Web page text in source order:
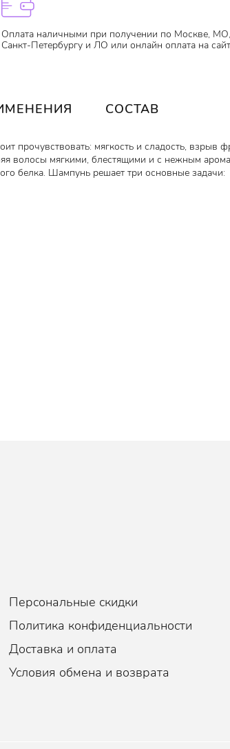
Оплата наличными при получении по Москве, МО,
Санкт-Петербургу и ЛО или онлайн оплата на
СОСТАВ
прочувствовать: мягкость и сладость, взрыв
волосы мягкими, блестящими и с нежным
белка. Шампунь решает три основные задачи:
Персональные скидки
Политика конфиденциальности
Доставка и оплата
Условия обмена и возврата